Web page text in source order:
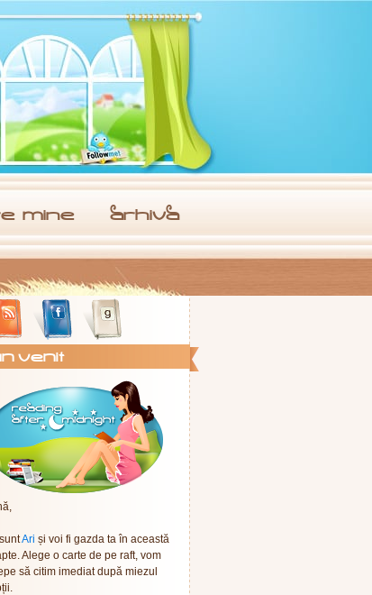
mine arhiva
Venit !
Ari și voi fi gazda ta în această
Alege o carte de pe raft, vom
să citim imediat după miezul